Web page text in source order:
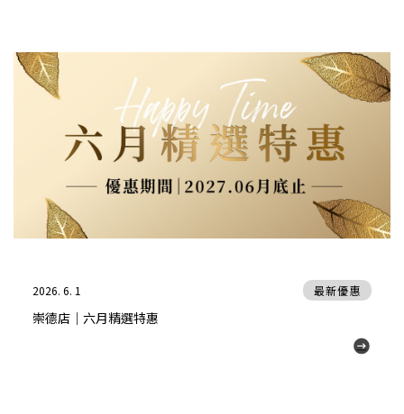
2026. 6. 1
崇德店｜六月精選特惠
最新優惠